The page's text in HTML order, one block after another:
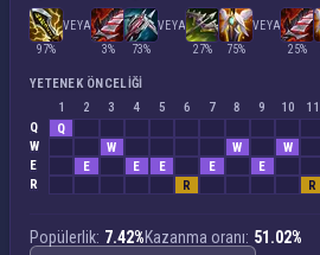
97%
VEYA
3%
73%
VEYA
27%
75%
VEYA
25%
YETENEK ÖNCELIĞI
1
2 3 4 5 6 7 8 9 10 11
Q
Q
W
W W W
E
E E E E
E
R
R R
Popülerlik: 7.42%Kazanma oranı: 51.02%